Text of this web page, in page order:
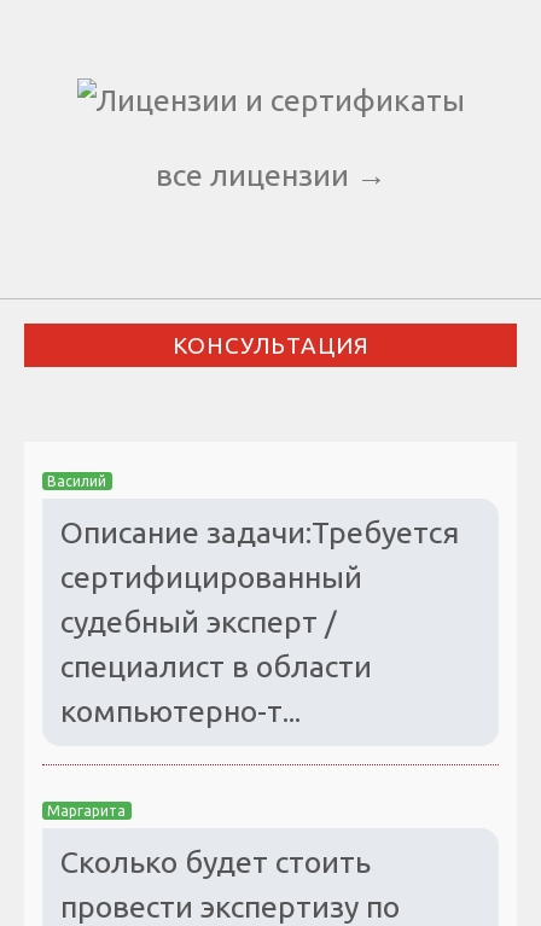
все лицензии →
КОНСУЛЬТАЦИЯ
Василий
Описание задачи:Требуется
сертифицированный
судебный эксперт /
специалист в области
компьютерно-т...
Маргарита
Сколько будет стоить
провести экспертизу по